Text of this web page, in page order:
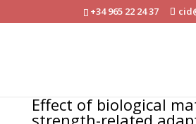
+34 965 22 24 37
Effect of biological
strength-related